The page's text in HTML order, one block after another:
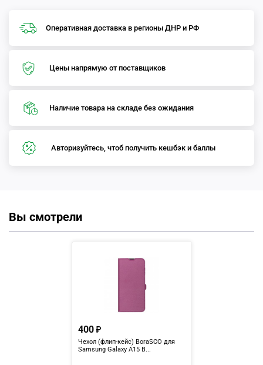
Оперативная доставка в регионы ДНР и РФ
Цены напрямую от поставщиков
Наличие товара на складе без ожидания
Авторизуйтесь, чтоб получить кешбэк и баллы
Вы смотрели
400
Чехол (флип-кейс) BoraSCO для
Samsung Galaxy A15 B...